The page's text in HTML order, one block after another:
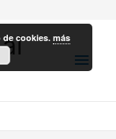
de cookies.más